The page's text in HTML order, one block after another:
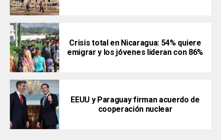
Crisis total en Nicaragua: 54% quiere
emigrar y los jóvenes lideran con 86%
EEUU y Paraguay firman acuerdo de
cooperación nuclear